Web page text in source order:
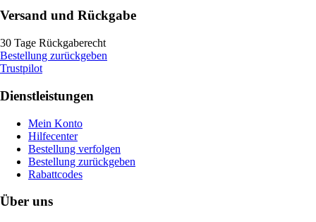
Versand und Rückgabe
30 Tage Rückgaberecht
Bestellung zurückgeben
Trustpilot
Dienstleistungen
Mein Konto
Hilfecenter
Bestellung verfolgen
Bestellung zurückgeben
Rabattcodes
Über uns